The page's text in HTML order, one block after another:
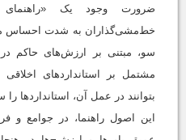
ضرورت وجود یک
خط‌مشی‌گذاران به شدت احساس
سو، مبتنی بر ارزش‌های حاکم
مشتمل بر استانداردهای
بتوانند در عمل آن، استانداردها
این اصول راهنما، در جوامع و